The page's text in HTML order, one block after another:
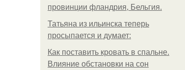
провинции фландрия, Бельгия.
Татьяна из ильинска теперь
просыпается и думает:
Как поставить кровать в спальне.
Влияние обстановки на сон